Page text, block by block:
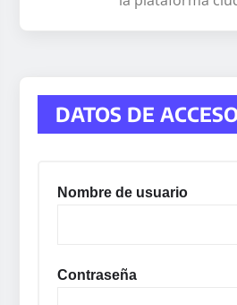
DATOS DE
Nombre de usuario
Contraseña